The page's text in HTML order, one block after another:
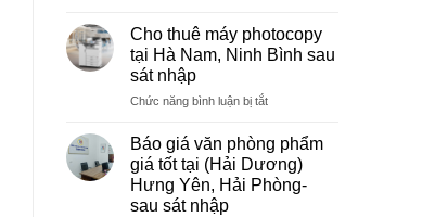
–
Báo
giá
tài
cho
học
sinh,
sinh
cấp
văn
phòng
chuyên
tại
KCN
Tam
Dương
Cho thuê máy photocopy
tại Hà Nam, Ninh Bình sau
sát nhập
Chức năng bình luận bị tắtở
máy
photocopy
tại
Báo giá văn phòng phẩm
giá tốt tại (Hải Dương)
Hưng Yên, Hải Phòng-
sau sát nhập